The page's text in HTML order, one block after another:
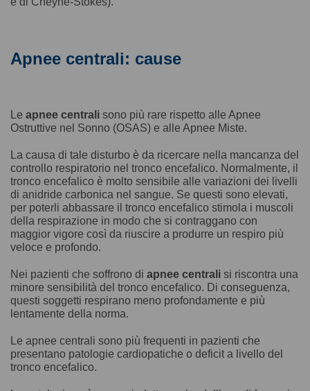
Apnee centrali: cause
Le apnee centrali sono più rare rispetto alle Apnee
Ostruttive nel Sonno (OSAS) e alle Apnee Miste.
La causa di tale disturbo è da ricercare nella mancanza del
controllo respiratorio nel tronco encefalico. Normalmente, il
tronco encefalico è molto sensibile alle variazioni dei livelli
di anidride carbonica nel sangue. Se questi sono elevati,
per poterli abbassare il tronco encefalico stimola i muscoli
della respirazione in modo che si contraggano con
maggior vigore così da riuscire a produrre un respiro più
veloce e profondo.
Nei pazienti che soffrono di apnee centrali si riscontra una
minore sensibilità del tronco encefalico. Di conseguenza,
questi soggetti respirano meno profondamente e più
lentamente della norma.
Le apnee centrali sono più frequenti in pazienti che
presentano patologie cardiopatiche o deficit a livello del
tronco encefalico.